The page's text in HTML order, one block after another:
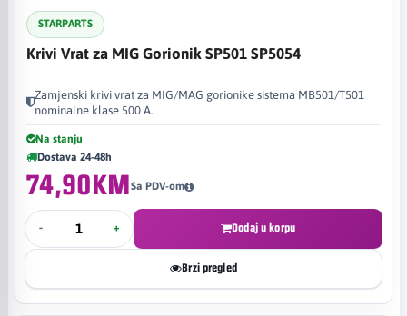
STARPARTS
Krivi Vrat za MIG Gorionik SP501 SP5054
Zamjenski krivi vrat za MIG/MAG gorionike sistema MB501/T501
nominalne klase 500 A.
Na stanju
Dostava 24-48h
74,90KMSa PDV-om
- + Dodaj u korpu
Brzi pregled